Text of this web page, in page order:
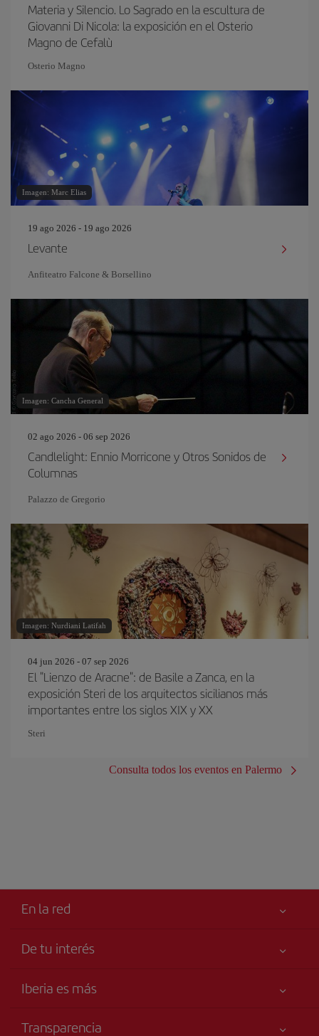
Materia y Silencio. Lo Sagrado en la escultura de
Giovanni Di Nicola: la exposición en el Osterio
Magno de Cefalù
Osterio Magno
Imagen: Marc Elias
19 ago 2026 - 19 ago 2026
Levante
Anfiteatro Falcone & Borsellino
Imagen: Cancha General
02 ago 2026 - 06 sep 2026
Candlelight: Ennio Morricone y Otros Sonidos de
Columnas
Palazzo de Gregorio
Imagen: Nurdiani Latifah
04 jun 2026 - 07 sep 2026
El "Lienzo de Aracne": de Basile a Zanca, en la
exposición Steri de los arquitectos sicilianos más
importantes entre los siglos XIX y XX
Steri
Consulta todos los eventos en Palermo
En la red
De tu interés
Tu seguridad es lo primero
Iberia es más
Transparencia